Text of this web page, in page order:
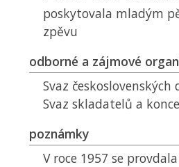
poskytovala mladým
zpěvu
odborné a zájmové
Svaz
Svaz skladatelů a
poznámky
V roce 1957 se